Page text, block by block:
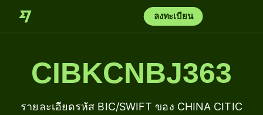
ลงทะเบียน
CIBKCNBJ363
รายละเอียดรหัส BIC/SWIFT ของ CHINA CITIC